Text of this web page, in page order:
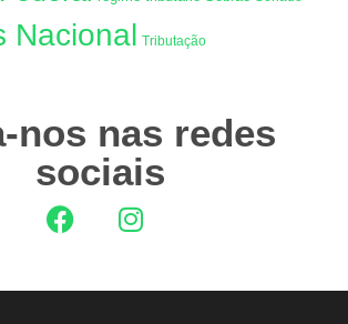
Nacional Tributação
nos nas redes
sociais